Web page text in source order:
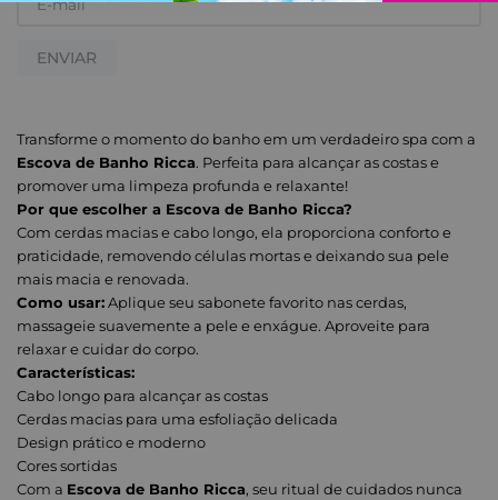
ENVIAR
Transforme o momento do banho em um verdadeiro spa com a
Escova de Banho Ricca. Perfeita para alcançar as costas e
promover uma limpeza profunda e relaxante!
Por que escolher a Escova de Banho Ricca?
Com cerdas macias e cabo longo, ela proporciona conforto e
praticidade, removendo células mortas e deixando sua pele
mais macia e renovada.
Como usar:Aplique seu sabonete favorito nas cerdas,
massageie suavemente a pele e enxágue. Aproveite para
relaxar e cuidar do corpo.
Características:
Cabo longo para alcançar as costas
Cerdas macias para uma esfoliação delicada
Design prático e moderno
Cores sortidas
Com a Escova de Banho Ricca, seu ritual de cuidados nunca